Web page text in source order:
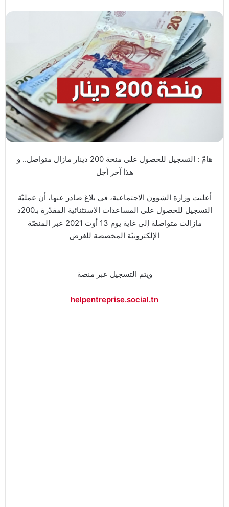
هامّ : التسجيل للحصول على منحة 200 دينار مازال متواصل.. و
هذا آخر أجل
أعلنت وزارة الشؤون الاجتماعية، في بلاغ صادر عنها، أن عمليّة
التسجيل للحصول على المساعدات الاستثنائية المقدّرة بـ200د
مازالت متواصلة إلى غاية يوم 13 أوت 2021 عبر المنصّة
الإلكترونيّة المخصصة للغرض
ويتم التسجيل عبر منصة
helpentreprise.social.tn